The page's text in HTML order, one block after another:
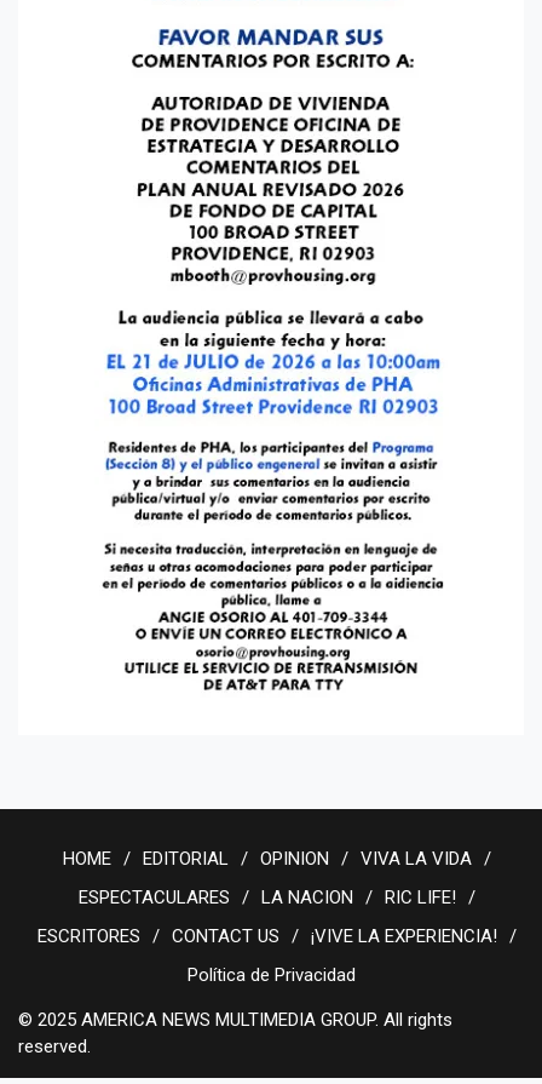
HOME EDITORIAL OPINION
VIVA LA VIDA
ESPECTACULARES
LA NACION
RIC LIFE!
ESCRITORES
CONTACT US
¡VIVE LA EXPERIENCIA!
Política de Privacidad
© 2025 AMERICA NEWS MULTIMEDIA GROUP. All rights
reserved.